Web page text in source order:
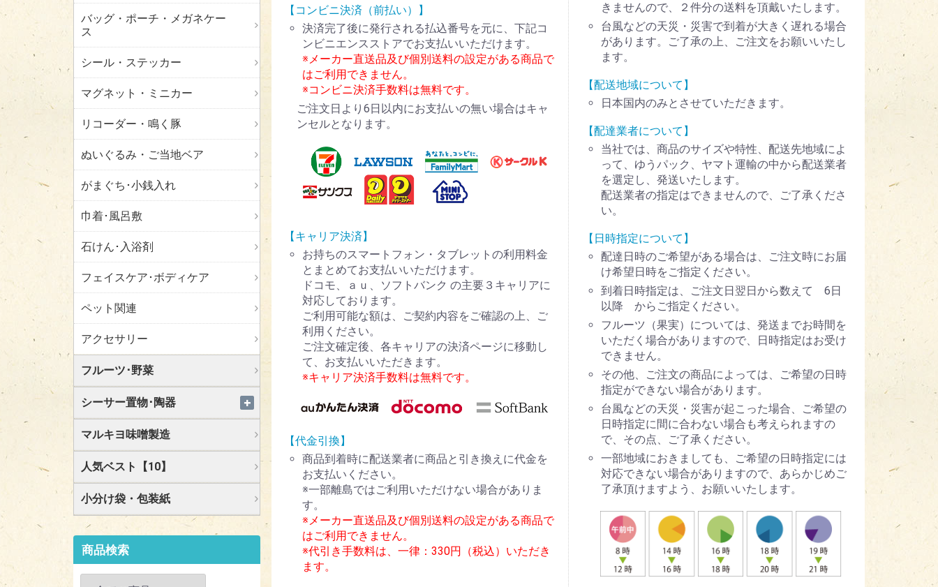
バッグ・ポーチ・メガネケー
ス
シール・ステッカー
マグネット・ミニカー
リコーダー・鳴く豚
ぬいぐるみ・ご当地ベア
がまぐち･小銭入れ
巾着･風呂敷
石けん･入浴剤
フェイスケア･ボディケア
ペット関連
アクセサリー
フルーツ･野菜
シーサー置物･陶器
マルキヨ味噌製造
人気ベスト【10】
小分け袋・包装紙
商品検索
【コンビニ決済（前払い）】
決済完了後に発行される払込番号を元に、下記コ
ンビニエンスストアでお支払いいただけます。
※メーカー直送品及び個別送料の設定がある商品で
はご利用できません。
※コンビニ決済手数料は無料です。
ご注文日より6日以内にお支払いの無い場合はキャ
ンセルとなります。
【キャリア決済】
お持ちのスマートフォン・タブレットの利用料金
とまとめてお支払いいただけます。
ドコモ、ａｕ、ソフトバンク の主要３キャリアに
対応しております。
ご利用可能な額は、ご契約内容をご確認の上、ご
利用ください。
ご注文確定後、各キャリアの決済ページに移動し
て、お支払いいただきます。
※キャリア決済手数料は無料です。
【代金引換】
商品到着時に配送業者に商品と引き換えに代金を
お支払いください。
※一部離島ではご利用いただけない場合がありま
す。
※メーカー直送品及び個別送料の設定がある商品で
はご利用できません。
※代引き手数料は、一律：330円（税込）いただき
ます。
きませんので、２件分の送料を頂戴いたします。
台風などの天災・災害で到着が大きく遅れる場合
があります。ご了承の上、ご注文をお願いいたし
ます。
【配送地域について】
日本国内のみとさせていただきます。
【配達業者について】
当社では、商品のサイズや特性、配送先地域によ
って、ゆうパック、ヤマト運輸の中から配送業者
を選定し、発送いたします。
配送業者の指定はできませんので、ご了承くださ
い。
【日時指定について】
配達日時のご希望がある場合は、ご注文時にお届
け希望日時をご指定ください。
到着日時指定は、ご注文日翌日から数えて 6日
以降 からご指定ください。
フルーツ（果実）については、発送までお時間を
いただく場合がありますので、日時指定はお受け
できません。
その他、ご注文の商品によっては、ご希望の日時
指定ができない場合があります。
台風などの天災・災害が起こった場合、ご希望の
日時指定に間に合わない場合も考えられますの
で、その点、ご了承ください。
一部地域におきましても、ご希望の日時指定には
対応できない場合がありますので、あらかじめご
了承頂けますよう、お願いいたします。